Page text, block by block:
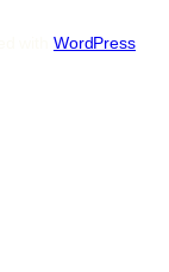
WordPress